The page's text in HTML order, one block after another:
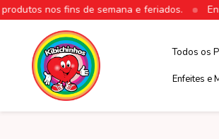
nos fins de semana e feriados.
Todos os
Enfeites e